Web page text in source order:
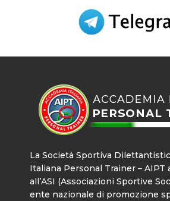
La Società Sportiva
Italiana Personal Trainer – AIPT
all’ASI (Associazioni Sportive
ente nazionale di promozione